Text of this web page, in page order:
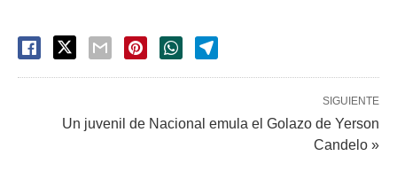
SIGUIENTE
Un juvenil de Nacional emula el Golazo de Yerson
Candelo »